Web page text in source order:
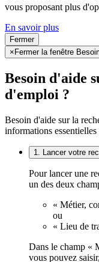
vous proposant plus
En savoir plus
Fermer
× Fermer la fenêtre
Besoin d'aide
d'emploi ?
Besoin d'aide sur la
informations
1. Lancer votre
Pour lancer une
un des deux
« Métier,
ou
« Lieu de
Dans le champ «
vous pouvez